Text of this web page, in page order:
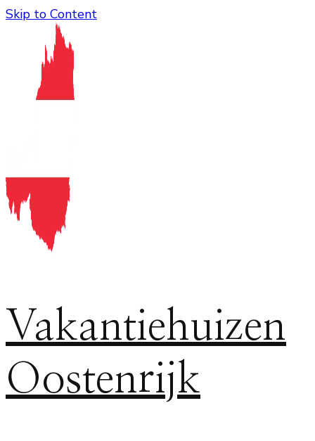
Skip to Content
Vakantiehuizen
Oostenrijk